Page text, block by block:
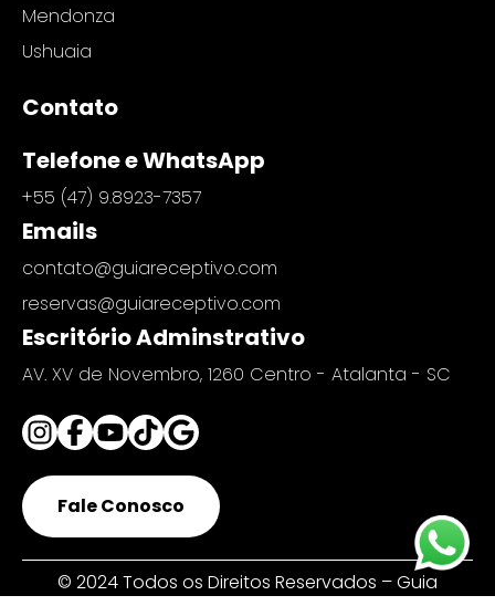
Mendonza
Ushuaia
Contato
Telefone e WhatsApp
+55 (47) 9.8923-7357
Emails
contato@guiareceptivo.com
reservas@guiareceptivo.com
Escritório Adminstrativo
AV. XV de Novembro, 1260 Centro - Atalanta - SC
Fale Conosco
© 2024 Todos os Direitos Reservados – Guia